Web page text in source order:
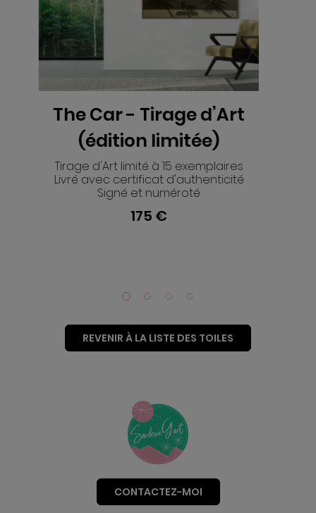
d’Art
15 exemplaires
d'authenticité
Artistic Pool -
d’Art (édition
Tirage d'Art limité à 10
Livré avec certificat
REVENIR À LA LISTE DES TOILES
CONTACTEZ-MOI